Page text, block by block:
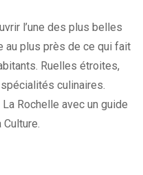
l’une des plus belles
au plus près de ce qui fait
Ruelles étroites,
culinaires.
Rochelle avec un guide